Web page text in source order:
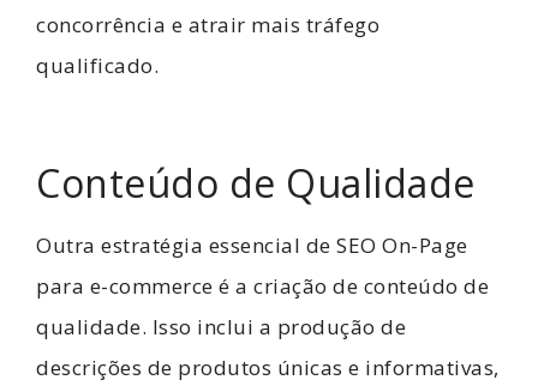
concorrência e atrair mais tráfego
qualificado.
Conteúdo de Qualidade
Outra estratégia essencial de SEO On-Page
para e-commerce é a criação de conteúdo de
qualidade. Isso inclui a produção de
descrições de produtos únicas e informativas,